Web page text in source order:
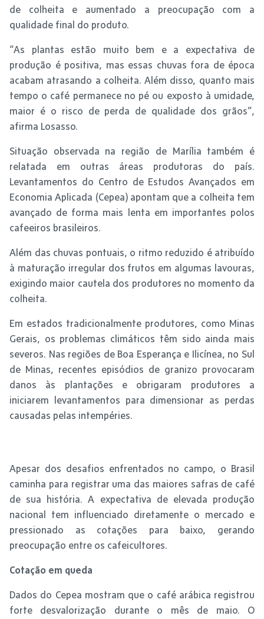
de colheita e aumentado a preocupação com a
qualidade final do produto.
“As plantas estão muito bem e a expectativa de
produção é positiva, mas essas chuvas fora de época
acabam atrasando a colheita. Além disso, quanto mais
tempo o café permanece no pé ou exposto à umidade,
maior é o risco de perda de qualidade dos grãos”,
afirma Losasso.
Situação observada na região de Marília também é
relatada em outras áreas produtoras do país.
Levantamentos do Centro de Estudos Avançados em
Economia Aplicada (Cepea) apontam que a colheita tem
avançado de forma mais lenta em importantes polos
cafeeiros brasileiros.
Além das chuvas pontuais, o ritmo reduzido é atribuído
à maturação irregular dos frutos em algumas lavouras,
exigindo maior cautela dos produtores no momento da
colheita.
Em estados tradicionalmente produtores, como Minas
Gerais, os problemas climáticos têm sido ainda mais
severos. Nas regiões de Boa Esperança e Ilicínea, no Sul
de Minas, recentes episódios de granizo provocaram
danos às plantações e obrigaram produtores a
iniciarem levantamentos para dimensionar as perdas
causadas pelas intempéries.
Apesar dos desafios enfrentados no campo, o Brasil
caminha para registrar uma das maiores safras de café
de sua história. A expectativa de elevada produção
nacional tem influenciado diretamente o mercado e
pressionado as cotações para baixo, gerando
preocupação entre os cafeicultores.
Cotação em queda
Dados do Cepea mostram que o café arábica registrou
forte desvalorização durante o mês de maio. O